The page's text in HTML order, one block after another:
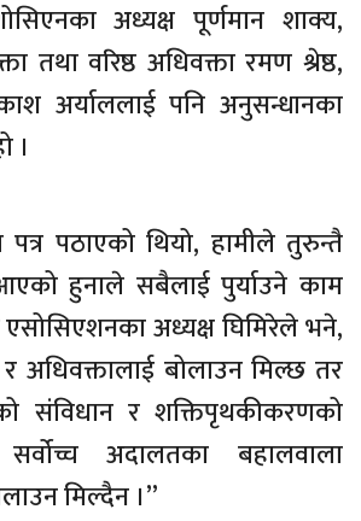
अध्यक्ष पूर्णमान शाक्य,
तथा वरिष्ठ अधिवक्ता रमण श्रेष्ठ,
अर्याललाई पनि अनुसन्धानका
।
पत्र पठाएको थियो, हामीले तुरुन्तै
हुनाले सबैलाई पुर्याउने काम
एसोसिएशनका अध्यक्ष घिमिरेले भने,
र अधिवक्तालाई बोलाउन मिल्छ तर
संविधान र शक्तिपृथकीकरणको
सर्वोच्च अदालतका बहालवाला
मिल्दैन ।”